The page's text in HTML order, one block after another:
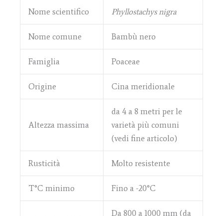
Nome scientifico Phyllostachys nigra
Nome comune Bambù nero
Famiglia Poaceae
Origine Cina meridionale
Altezza massima
da 4 a 8 metri per le
varietà più comuni
(vedi fine articolo)
Rusticità Molto resistente
T°C minimo Fino a -20°C
Da 800 a 1000 mm (da